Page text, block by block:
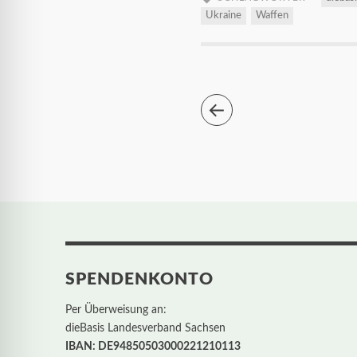
Ukraine
Waffen
SPENDENKONTO
Per Überweisung an:
dieBasis Landesverband Sachsen
IBAN: DE94850503000221210113